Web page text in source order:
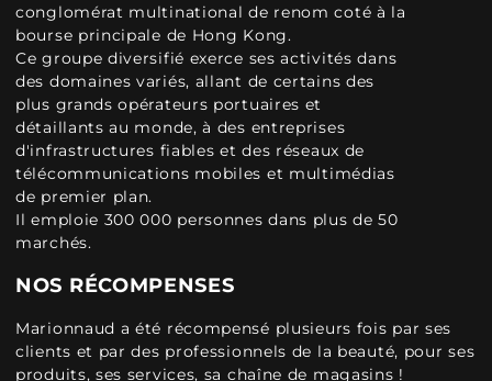
conglomérat multinational de renom coté à la
bourse principale de Hong Kong.
Ce groupe diversifié exerce ses activités dans
des domaines variés, allant de certains des
plus grands opérateurs portuaires et
détaillants au monde, à des entreprises
d'infrastructures fiables et des réseaux de
télécommunications mobiles et multimédias
de premier plan.
Il emploie 300 000 personnes dans plus de 50
marchés.
NOS RÉCOMPENSES
Marionnaud a été récompensé plusieurs fois par ses
clients et par des professionnels de la beauté, pour ses
produits, ses services, sa chaîne de magasins !